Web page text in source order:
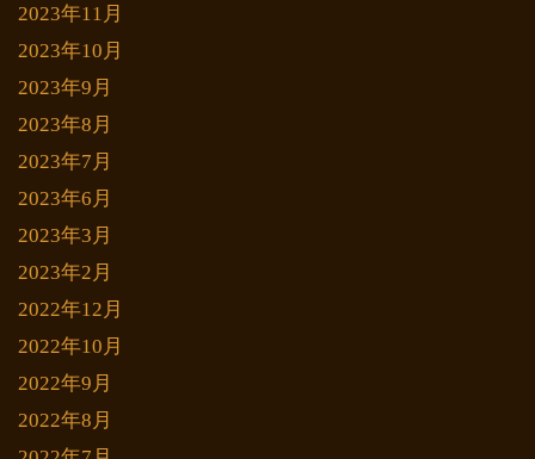
2023年11月
2023年10月
2023年9月
2023年8月
2023年7月
2023年6月
2023年3月
2023年2月
2022年12月
2022年10月
2022年9月
2022年8月